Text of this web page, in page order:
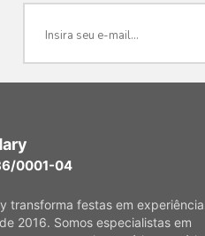
VISUALIZAR
0001-04
transforma festas em
2016. Somos especialistas em